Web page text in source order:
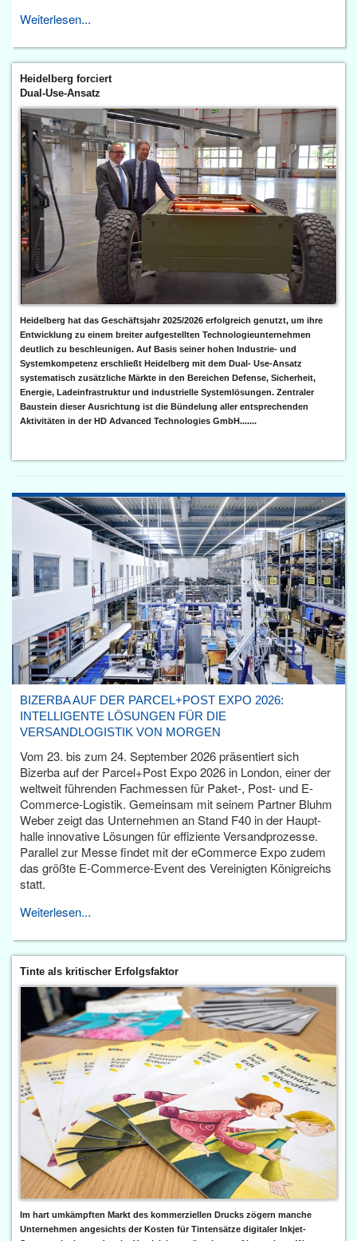
Weiterlesen...
Heidelberg forciert
Dual-Use-Ansatz
Heidelberg hat das Geschäftsjahr 2025/2026 erfolgreich genutzt, um ihre
Entwicklung zu einem breiter aufgestellten Technologieunternehmen
deutlich zu beschleunigen. Auf Basis seiner hohen Industrie- und
Systemkompetenz erschließt Heidelberg mit dem Dual- Use-Ansatz
systematisch zusätzliche Märkte in den Bereichen Defense, Sicherheit,
Energie, Ladeinfrastruktur und industrielle Systemlösungen. Zentraler
Baustein dieser Ausrichtung ist die Bündelung aller entsprechenden
Aktivitäten in der HD Advanced Technologies GmbH.......
BIZERBA AUF DER PARCEL+POST EXPO 2026:
INTELLIGENTE LÖSUNGEN FÜR DIE
VERSANDLOGISTIK VON MORGEN
Vom 23. bis zum 24. September 2026 präsentiert sich
Bizerba auf der Parcel+Post Expo 2026 in London, einer der
weltweit führenden Fachmessen für Paket-, Post- und E-
Commerce-Logistik. Gemeinsam mit seinem Partner Bluhm
Weber zeigt das Unternehmen an Stand F40 in der Haupt­
halle innovative Lösungen für effiziente Versandprozesse.
Parallel zur Messe findet mit der eCommerce Expo zudem
das größte E-Commerce-Event des Vereinigten Königreichs
statt.
Weiterlesen...
Tinte als kritischer Erfolgsfaktor
Im hart umkämpften Markt des kommerziellen Drucks zögern manche
Unternehmen angesichts der Kosten für Tintensätze digitaler Inkjet-